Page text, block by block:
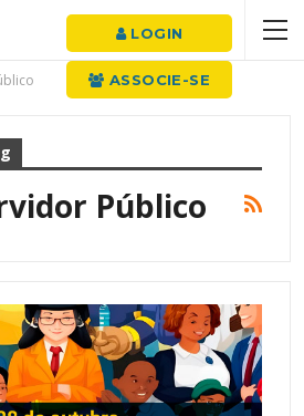
LOGIN
ASSOCIE-SE
Público